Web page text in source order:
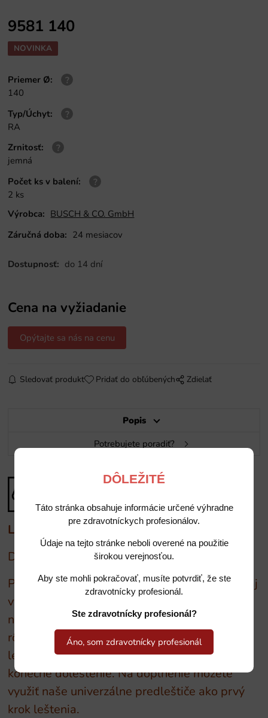
DÔLEŽITÉ
Táto stránka obsahuje informácie určené výhradne
pre zdravotníckych profesionálov.
Údaje na tejto stránke neboli overené na použitie
širokou verejnosťou.
Aby ste mohli pokračovať, musíte potvrdiť, že ste
zdravotnícky profesionál.
Ste zdravotnícky profesionál?
Áno, som zdravotnícky profesionál
9581 140
NOVINKA
Priemer Ø:
140
Typ/Úchyt:
RA
Zrnitosť:
jemná
Počet ks v balení:
2 ks
Výrobca: BUSCH & CO. GmbH
Záručná doba: 24 mesiacov
Dostupnosť: do 14 dní
Cena na vyžiadanie
Opýtajte sa nás na cenu
Sledovať produkt Pridať do obľúbených Zdielať
Popis
Potrebujete poradiť?
Leštiace nástroje BUSCH
DIA-kompozitné leštiče
Pre optimálny dvojstupňový lesk kompozitu (aj
vysokoplnený) sa Vám hodí séria diamantom
napustených leštičov, ktoré sú k dispozícii v
rôznych variantoch. Naše ružovo-béžové
leštiče na lesk a naše bledosivo-béžové na
konečné doleštenie. Na doplnenie môžete
využiť naše univerzálne predleštiče ako prvý
krok leštenia.